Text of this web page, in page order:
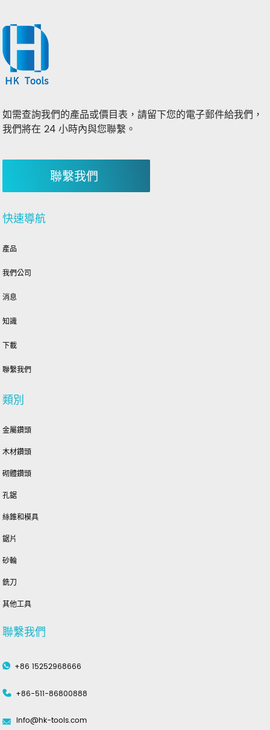
如需查詢我們的產品或價目表，請留下您的電子郵件給我們，
我們將在 24 小時內與您聯繫。
聯繫我們
快速導航
產品
我們公司
消息
知識
下載
聯繫我們
類別
金屬鑽頭
木材鑽頭
砌體鑽頭
孔鋸
絲錐和模具
鋸片
砂輪
銑刀
其他工具
聯繫我們
+86 15252968666
+86-511-86800888
info@hk-tools.com